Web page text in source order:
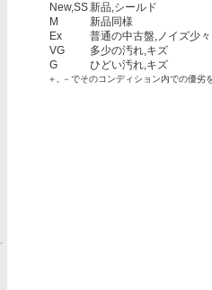
New,SS新品,シールド
M
新品同様
Ex
普通の中古盤,ノイズ少々
VG
多少の汚れ,キズ
G
ひどい汚れ,キズ
＋, －でそのコンディション内での優劣